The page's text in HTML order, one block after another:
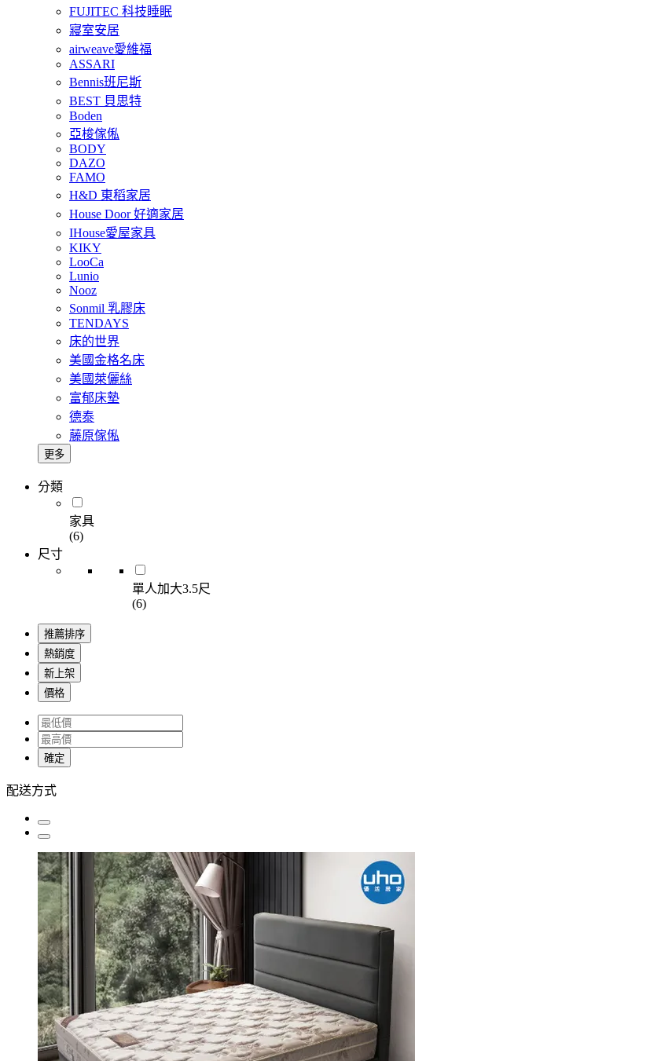
FUJITEC 科技睡眠
寢室安居
airweave愛維福
ASSARI
Bennis班尼斯
BEST 貝思特
Boden
亞梭傢俬
BODY
DAZO
FAMO
H&D 東稻家居
House Door 好適家居
IHouse愛屋家具
KIKY
LooCa
Lunio
Nooz
Sonmil 乳膠床
TENDAYS
床的世界
美國金格名床
美國萊儷絲
富郁床墊
德泰
藤原傢俬
更多
分類
家具
(6)
尺寸
單人加大3.5尺
(6)
推薦排序
熱銷度
新上架
價格
確定
配送方式